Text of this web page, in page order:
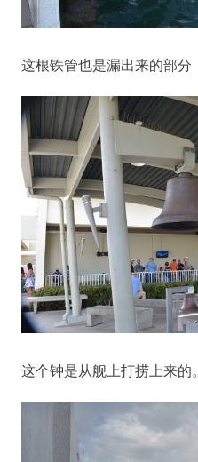
这根铁管也是漏出来的部分
这个钟是从舰上打捞上来的。